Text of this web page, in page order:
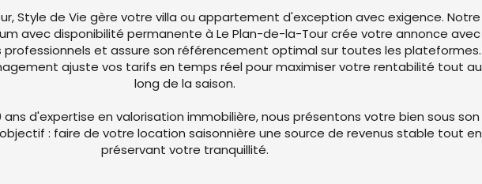
Style de Vie gère votre villa ou appartement d'exception avec exigence. Notre
avec disponibilité permanente à Le Plan-de-la-Tour crée votre annonce avec
et assure son référencement optimal sur toutes les plateformes.
ajuste vos tarifs en temps réel pour maximiser votre rentabilité tout au
long de la saison.
ans d'expertise en valorisation immobilière, nous présentons votre bien sous son
: faire de votre location saisonnière une source de revenus stable tout en
préservant votre tranquillité.